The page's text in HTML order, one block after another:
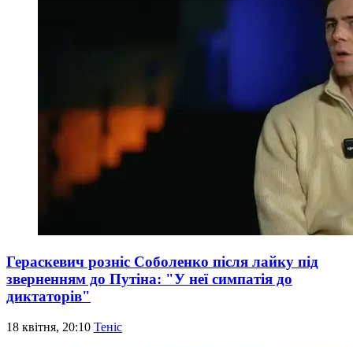
Гераскевич розніс Соболенко після лайку під
зверненням до Путіна: "У неї симпатія до
диктаторів"
18 квітня, 20:10 Теніс